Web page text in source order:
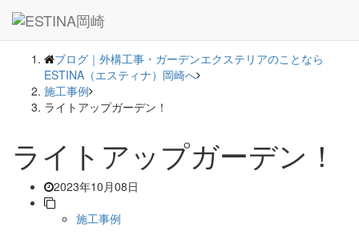
― BLOG ―
ブログ｜外構工事・ガーデンエクステリアのことなら
ESTINA（エスティナ）岡崎へ
施工事例
ライトアップガーデン！
ライトアップガーデン！
2023年10月08日
施工事例